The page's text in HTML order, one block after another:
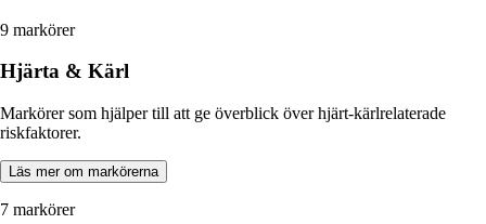
9 markörer
Hjärta & Kärl
Markörer som hjälper till att ge överblick över hjärt-kärlrelaterade
riskfaktorer.
Läs mer om markörerna
7 markörer